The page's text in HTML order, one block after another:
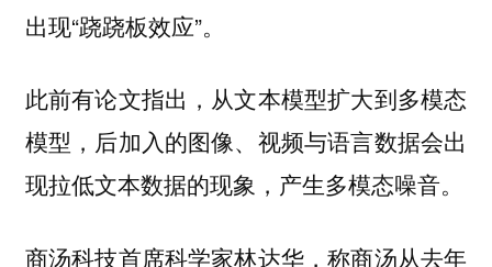
出现“跷跷板效应”。
此前有论文指出，从文本模型扩大到多模态
模型，后加入的图像、视频与语言数据会出
现拉低文本数据的现象，产生多模态噪音。
商汤科技首席科学家林达华 ，称商汤从去年